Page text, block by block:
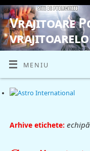
Vrajitoare
VRAJITOARE,
MENIU
Arhive etichete: